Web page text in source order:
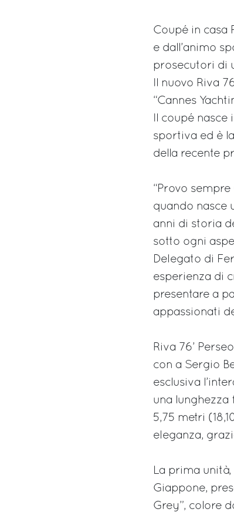
Coupé in casa
e dall’animo
prosecutori di
Il nuovo Riva
“Cannes
Il coupé nasce
sportiva ed è
della recente
“Provo
quando nasce
anni di storia
sotto ogni
Delegato di
esperienza di
presentare a
appassionati
Riva 76’
con a Sergio
esclusiva
una
5,75 metri
eleganza,
La prima
Giappone,
Grey”, colore